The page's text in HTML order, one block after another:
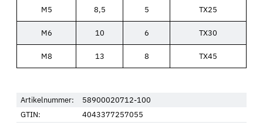
M5 8,5 5 TX25
M6 10 6 TX30
M8 13 8 TX45
Artikelnummer:
58900020712-100
GTIN:
4043377257055